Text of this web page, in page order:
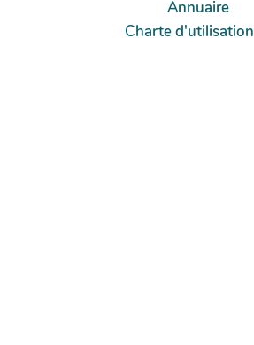
Annuaire
Charte d'utilisation